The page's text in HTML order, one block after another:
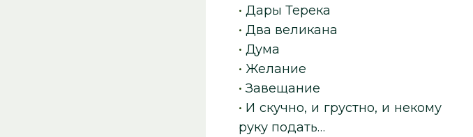
•Дары Терека
•Два великана
•Дума
• Желание
•Завещание
• И скучно, и грустно, и некому
руку подать…